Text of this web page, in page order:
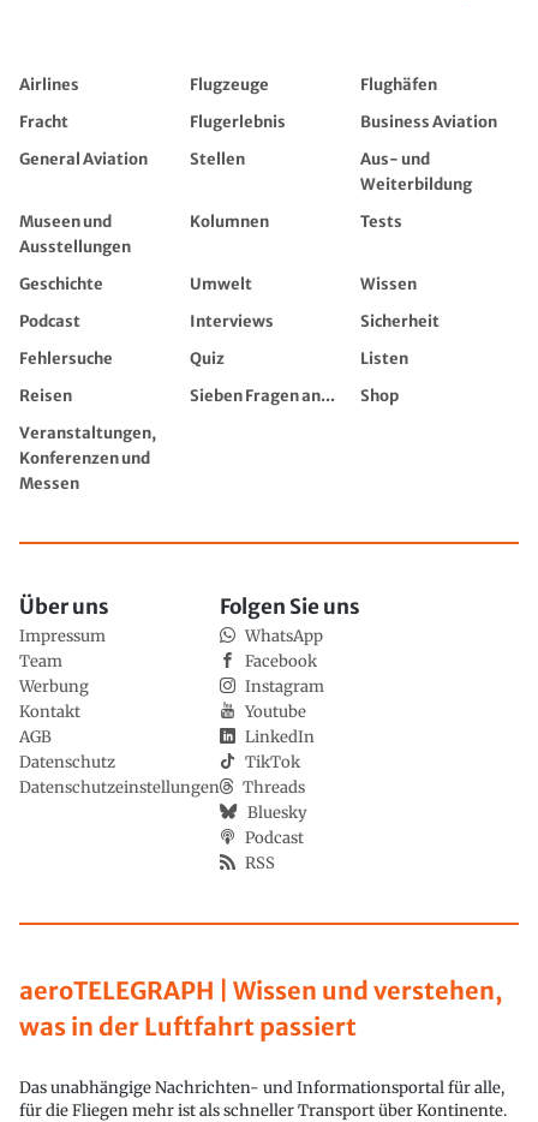
Airlines Flugzeuge
Flughäfen
Fracht
Flugerlebnis
Business Aviation
General Aviation
Stellen
Aus- und
Weiterbildung
Museen und
Ausstellungen
Kolumnen Tests
Geschichte Umwelt
Wissen
Podcast
Interviews
Sicherheit
Fehlersuche
Quiz
Listen
Reisen
Sieben Fragen an...
Shop
Veranstaltungen,
Konferenzen und
Messen
aeroTELEGRAPH | Wissen und verstehen,
was in der Luftfahrt passiert
Das unabhängige Nachrichten- und Informationsportal für alle,
für die Fliegen mehr ist als schneller Transport über Kontinente.
Über uns
Impressum
Team
Werbung
Kontakt
AGB
Datenschutz
Datenschutzeinstellungen
Folgen Sie uns
WhatsApp
Facebook
Instagram
Youtube
LinkedIn
TikTok
Threads
Bluesky
Podcast
RSS